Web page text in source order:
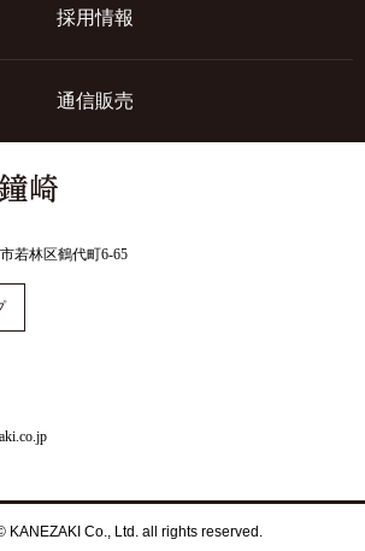
採用情報
通信販売
若林区鶴代町6-65
KANEZAKI Co., Ltd. all rights reserved.